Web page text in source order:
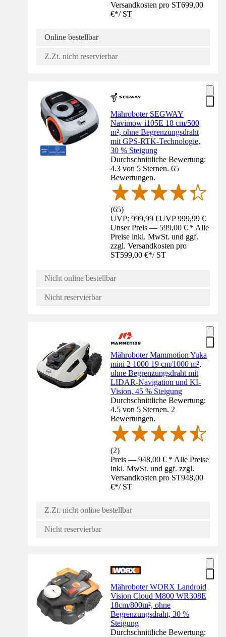
Versandkosten pro ST699,00
€*/ ST
Online bestellbar
Z.Zt. nicht reservierbar
Mähroboter SEGWAY
Navimow i105E 18 cm/500
m², ohne Begrenzungsdraht
mit GPS-RTK-Technologie,
30 % Steigung
Durchschnittliche Bewertung:
4.3 von 5 Sternen. 65
Bewertungen.
(65)
UVP: 999,99 €UVP999,99 €
Unser Preis — 599,00 € * Alle
Preise inkl. MwSt. und ggf.
zzgl. Versandkosten pro
ST599,00 €*/ ST
Nicht online bestellbar
Nicht reservierbar
Mähroboter Mammotion Yuka
mini 2 1000 19 cm/1000 m²,
ohne Begrenzungsdraht mit
LIDAR-Navigation und KI-
Vision, 45 % Steigung
Durchschnittliche Bewertung:
4.5 von 5 Sternen. 2
Bewertungen.
(2)
Preis — 948,00 € * Alle Preise
inkl. MwSt. und ggf. zzgl.
Versandkosten pro ST948,00
€*/ ST
Z.Zt. nicht online bestellbar
Nicht reservierbar
Mähroboter WORX Landroid
Vision Cloud M800 WR308E
18cm/800m², ohne
Begrenzungsdraht, 30 %
Steigung
Durchschnittliche Bewertung: